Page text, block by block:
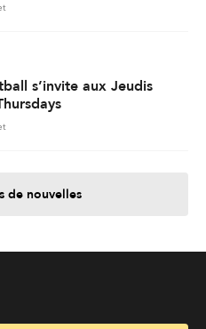
s’invite aux Jeudis
de nouvelles